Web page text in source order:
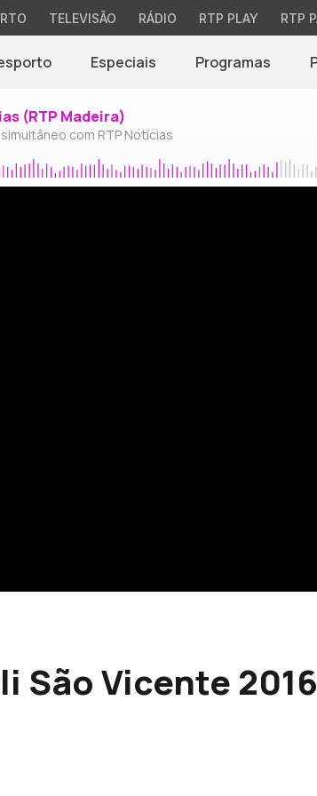
TELEVISÃO RÁDIO RTP PLAY RTP
Especiais Programas
(RTP Madeira)
com RTP Notícias
São Vicente 2016